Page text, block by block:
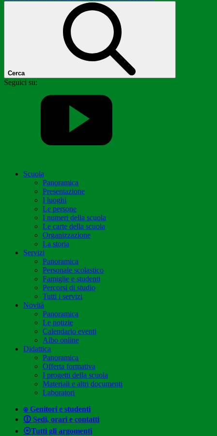
Cerca
Seguici su:
Scuola
Panoramica
Presentazione
I luoghi
Le persone
I numeri della scuola
Le carte della scuola
Organizzazione
La storia
Servizi
Panoramica
Personale scolastico
Famiglie e studenti
Percorsi di studio
Tutti i servizi
Novità
Panoramica
Le notizie
Calendario eventi
Albo online
Didattica
Panoramica
Offerta formativa
I progetti della scuola
Materiali e altri documenti
Laboratori
⍟ Genitori e studenti
🛈 Sedi, orari e contatti
⦿Tutti gli argomenti